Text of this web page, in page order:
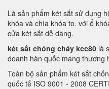
Là sản phẩm két sắt sử dụng
khóa và chìa khóa to. với ổ
cửa két sắt dễ dàng.
két sắt chóng cháy kcc80 là
doanh hàn quốc mang thương
Toàn bộ sản phẩm két sắt
quốc tế ISO 9001 - 2008